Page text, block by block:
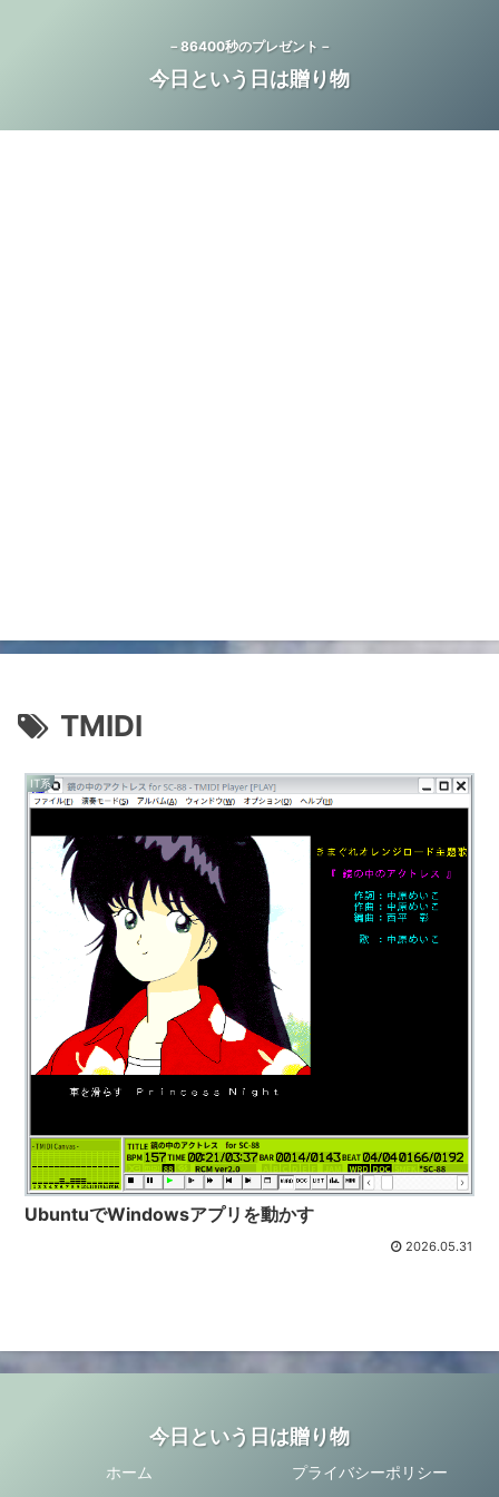
－86400秒のプレゼント－
今日という日は贈り物
TMIDI
IT系
UbuntuでWindowsアプリを動かす
2026.05.31
今日という日は贈り物
ホーム
プライバシーポリシー